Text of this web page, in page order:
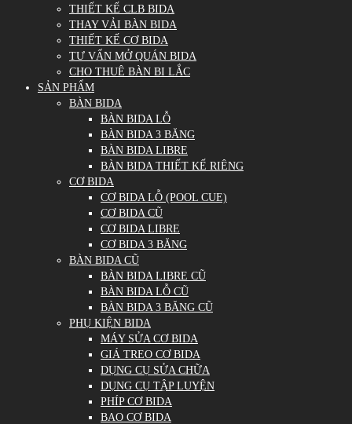
THIẾT KẾ CLB BIDA
THAY VẢI BÀN BIDA
THIẾT KẾ CƠ BIDA
TƯ VẤN MỞ QUÁN BIDA
CHO THUÊ BÀN BI LẮC
SẢN PHẨM
BÀN BIDA
BÀN BIDA LỖ
BÀN BIDA 3 BĂNG
BÀN BIDA LIBRE
BÀN BIDA THIẾT KẾ RIÊNG
CƠ BIDA
CƠ BIDA LỖ (POOL CUE)
CƠ BIDA CŨ
CƠ BIDA LIBRE
CƠ BIDA 3 BĂNG
BÀN BIDA CŨ
BÀN BIDA LIBRE CŨ
BÀN BIDA LỖ CŨ
BÀN BIDA 3 BĂNG CŨ
PHỤ KIỆN BIDA
MÁY SỬA CƠ BIDA
GIÁ TREO CƠ BIDA
DỤNG CỤ SỬA CHỮA
DỤNG CỤ TẬP LUYỆN
PHÍP CƠ BIDA
BAO CƠ BIDA